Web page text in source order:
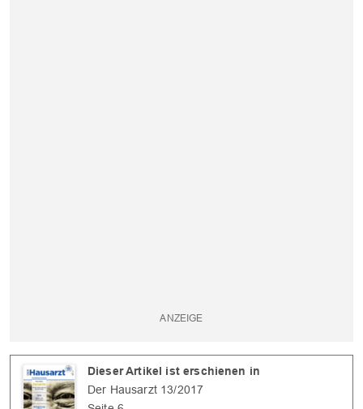
Dieser Artikel ist erschienen in
Der Hausarzt 13/2017